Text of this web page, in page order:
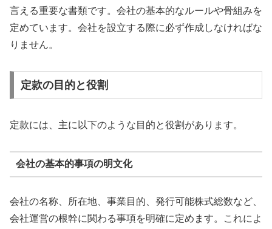
言える重要な書類です。会社の基本的なルールや骨組みを
定めています。会社を設立する際に必ず作成しなければな
りません。
定款の目的と役割
定款には、主に以下のような目的と役割があります。
会社の基本的事項の明文化
会社の名称、所在地、事業目的、発行可能株式総数など、
会社運営の根幹に関わる事項を明確に定めます。これによ